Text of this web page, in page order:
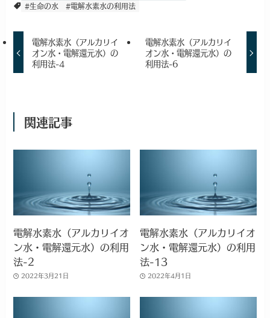
#生命の水
#電解水素水の利用法
電解水素水（アルカリイ
オン水・電解還元水）の
利用法-4
電解水素水（アルカリイ
オン水・電解還元水）の
利用法-6
関連記事
電解水素水（アルカリイオ
ン水・電解還元水）の利用
法-2
2022年3月21日
電解水素水（アルカリイオ
ン水・電解還元水）の利用
法-13
2022年4月1日